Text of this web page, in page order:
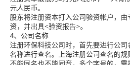
元人民币。
股东将注册资本打入公司验资帐户，
资，并出具<验资报告>。
4、公司名称
注册环保科技公司时，首先要进行公
名称进行查名。上海注册公司查名的